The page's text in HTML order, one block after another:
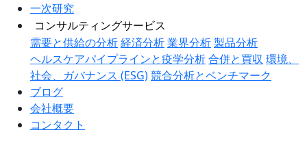
一次研究
コンサルティングサービス
需要と供給の分析経済分析業界分析製品分析
ヘルスケアパイプラインと疫学分析合併と買収 環境、
社会、ガバナンス (ESG)競合分析とベンチマーク
ブログ
会社概要
コンタクト